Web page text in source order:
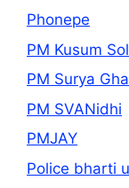
Phonepe
PM Kusum
PM Surya
PM SVANidhi
PMJAY
Police bharti